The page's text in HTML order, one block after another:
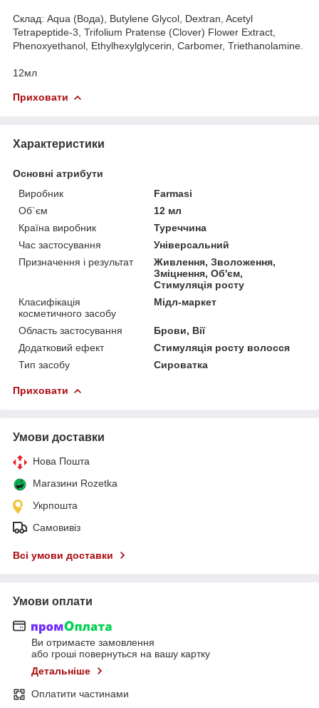
Склад: Aqua (Вода), Butylene Glycol, Dextran, Acetyl
Tetrapeptide-3, Trifolium Pratense (Clover) Flower Extract,
Phenoxyethanol, Ethylhexylglycerin, Carbomer, Triethanolamine.
12мл
Приховати
Характеристики
Основні атрибути
Виробник
Farmasi
Об`єм
12 мл
Країна виробник
Туреччина
Час застосування
Універсальний
Призначення і результат
Живлення, Зволоження,
Зміцнення, Об'єм,
Стимуляція росту
Класифікація
косметичного засобу
Мідл-маркет
Область застосування
Брови, Вії
Додатковий ефект
Стимуляція росту волосся
Тип засобу
Сироватка
Приховати
Умови доставки
Нова Пошта
Магазини Rozetka
Укрпошта
Самовивіз
Всі умови доставки
Умови оплати
Ви отримаєте замовлення
або гроші повернуться на вашу картку
Детальніше
Оплатити частинами